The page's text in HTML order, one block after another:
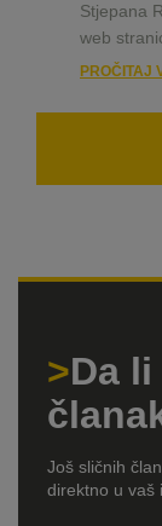
Stjepana
web
PROČITAJ
Da
Još sličnih
direktno u vaš